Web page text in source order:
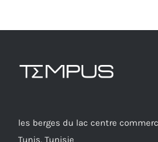
les berges du lac centre
Tunis, Tunisie